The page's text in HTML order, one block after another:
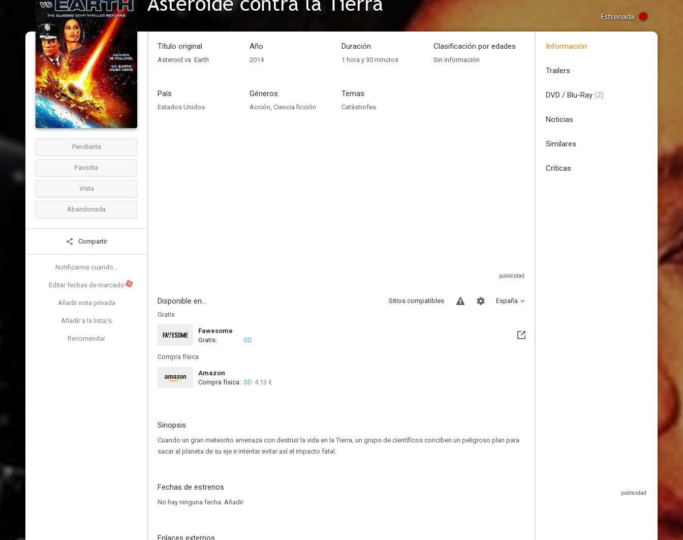
Estrenada
Pendiente
Favorita
Vista
Abandonada
Compartir
Notificarme cuando...
Editar fechas de marcado N
Añadir nota privada
Añadir a la lista/s
Recomendar
Título original
Asteroid vs. Earth
Año
2014
Duración
1 hora y 30 minutos
Clasificación por edades
Sin información
País
Estados Unidos
Géneros
Acción, Ciencia ficción
Temas
Catástrofes
Disponible en... España
Sitios compatibles
Gratis
Fawesome
Gratis:
SD
Compra física
Amazon
Compra física: SD 4.13 €
Sinopsis
Cuando un gran meteorito amenaza con destruir la vida en la Tierra, un grupo de científicos conciben un peligroso plan para
sacar al planeta de su eje e intentar evitar así el impacto fatal.
Fechas de estrenos
No hay ninguna fecha. Añadir
Enlaces externos
Información
Trailers
DVD / Blu-Ray (2)
Noticias
Similares
Críticas